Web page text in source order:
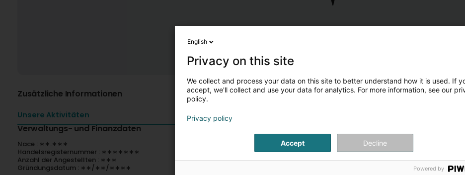
Zusätzliche Informationen
Unsere Aktivitäten
Verwaltungs- und Finanzdaten
Nace : ∗∗.∗∗∗
Handelsregisternummer : ∗∗∗∗∗∗∗
Anzahl der Angestellten : ∗∗∗
Gründungsdatum : ∗∗/∗∗/∗∗∗∗
English
Privacy on this site
We collect and process your data on this site to better understand how it is used. If
accept, we'll collect and use your data for analytics. For more information, see our
policy.
Privacy policy
Accept Decline
Powered by